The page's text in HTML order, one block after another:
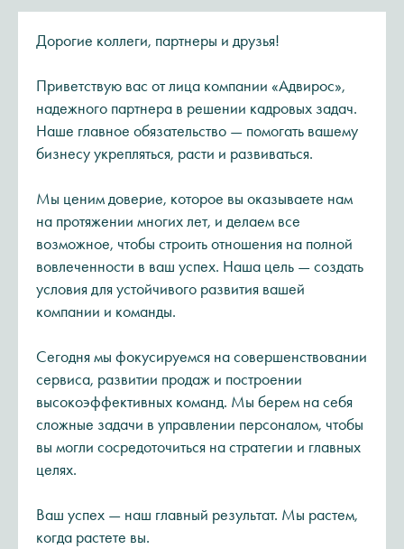
Дорогие коллеги, партнеры и друзья!
Приветствую вас от лица компании «Адвирос»,
надежного партнера в решении кадровых задач.
Наше главное обязательство — помогать вашему
бизнесу укрепляться, расти и развиваться.
Мы ценим доверие, которое вы оказываете нам
на протяжении многих лет, и делаем все
возможное, чтобы строить отношения на полной
вовлеченности в ваш успех. Наша цель — создать
условия для устойчивого развития вашей
компании и команды.
Сегодня мы фокусируемся на совершенствовании
сервиса, развитии продаж и построении
высокоэффективных команд. Мы берем на себя
сложные задачи в управлении персоналом, чтобы
вы могли сосредоточиться на стратегии и главных
целях.
Ваш успех — наш главный результат. Мы растем,
когда растете вы.